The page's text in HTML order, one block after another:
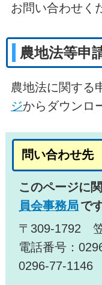
お問い合わせく
農地法等申
農地法に関する
ジからダウンロ
問い合わせ先
このページに
員会事務局で
〒309-1792
電話番号：
0296-77-1146